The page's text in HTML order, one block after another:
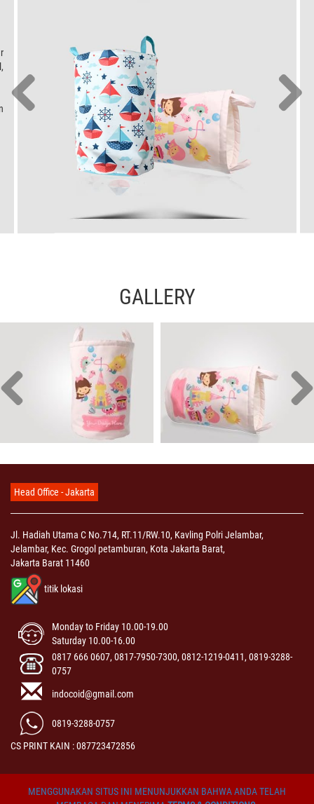
GALLERY
Head Office - Jakarta
Jl. Hadiah Utama C No.714, RT.11/RW.10, Kavling Polri Jelambar,
Jelambar, Kec. Grogol petamburan, Kota Jakarta Barat,
Jakarta Barat 11460
titik lokasi
Monday to Friday 10.00-19.00
Saturday 10.00-16.00
0817 666 0607, 0817-7950-7300, 0812-1219-0411, 0819-3288-
0757
indocoid@gmail.com
0819-3288-0757
CS PRINT KAIN : 087723472856
MENGGUNAKAN SITUS INI MENUNJUKKAN BAHWA ANDA TELAH